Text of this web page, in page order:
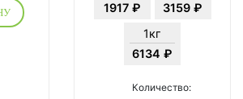
1917 ₽
3159 ₽
1кг
6134 ₽
Количество: